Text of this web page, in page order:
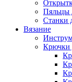
Пяльцы
Станки
Вязание
Крючки